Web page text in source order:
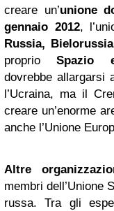
creare un’unione
gennaio 2012,
Russia,
proprioSpazio
dovrebbe allargarsi
l’Ucraina, ma il
creare un’enorme
anche l’Unione
Altre
membri dell’Unione
russa. Tra gli